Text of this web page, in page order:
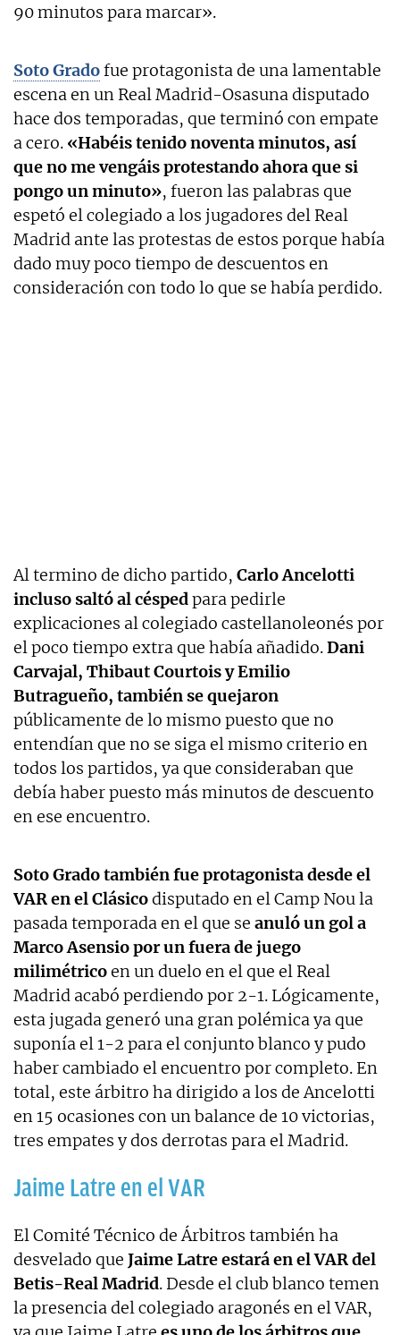
90 minutos para marcar».
Soto Gradofue protagonista de una lamentable
escena en un Real Madrid-Osasuna disputado
hace dos temporadas, que terminó con empate
a cero. «Habéis tenido noventa minutos, así
que no me vengáis protestando ahora que si
pongo un minuto», fueron las palabras que
espetó el colegiado a los jugadores del Real
Madrid ante las protestas de estos porque había
dado muy poco tiempo de descuentos en
consideración con todo lo que se había perdido.
Al termino de dicho partido, Carlo Ancelotti
incluso saltó al céspedpara pedirle
explicaciones al colegiado castellanoleonés por
el poco tiempo extra que había añadido.Dani
Carvajal, Thibaut Courtois y Emilio
Butragueño, también se quejaron
públicamente de lo mismo puesto que no
entendían que no se siga el mismo criterio en
todos los partidos, ya que consideraban que
debía haber puesto más minutos de descuento
en ese encuentro.
Soto Grado también fue protagonista desde el
VAR en el Clásicodisputado en el Camp Nou la
pasada temporada en el que se anuló un gol a
Marco Asensio por un fuera de juego
milimétricoen un duelo en el que el Real
Madrid acabó perdiendo por 2-1. Lógicamente,
esta jugada generó una gran polémica ya que
suponía el 1-2 para el conjunto blanco y pudo
haber cambiado el encuentro por completo. En
total, este árbitro ha dirigido a los de Ancelotti
en 15 ocasiones con un balance de 10 victorias,
tres empates y dos derrotas para el Madrid.
Jaime Latre en el VAR
El Comité Técnico de Árbitros también ha
desvelado que Jaime Latre estará en el VAR del
Betis-Real Madrid. Desde el club blanco temen
la presencia del colegiado aragonés en el VAR,